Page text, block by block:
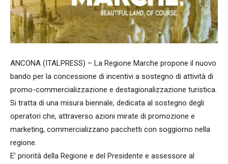
ANCONA (ITALPRESS) – La Regione Marche propone il nuovo
bando per la concessione di incentivi a sostegno di attività di
promo-commercializzazione e destagionalizzazione turistica.
Si tratta di una misura biennale, dedicata al sostegno degli
operatori che, attraverso azioni mirate di promozione e
marketing, commercializzano pacchetti con soggiorno nella
regione.
E’ priorità della Regione e del Presidente e assessore al